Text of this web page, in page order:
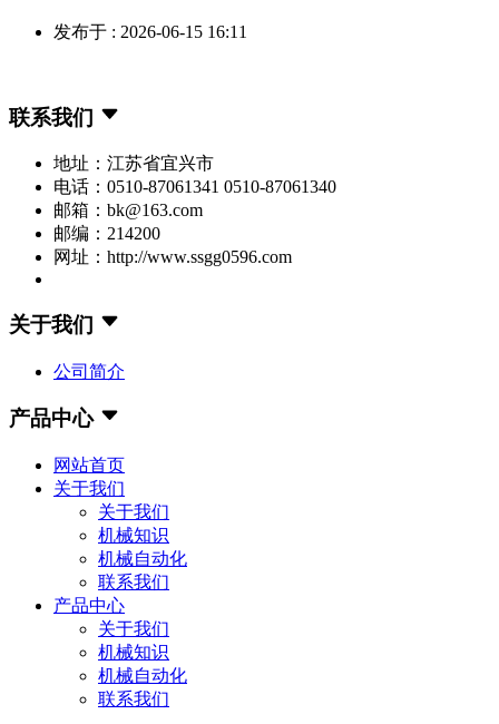
发布于 : 2026-06-15 16:11
联系我们
地址：江苏省宜兴市
电话：0510-87061341 0510-87061340
邮箱：bk@163.com
邮编：214200
网址：http://www.ssgg0596.com
关于我们
公司简介
产品中心
网站首页
关于我们
关于我们
机械知识
机械自动化
联系我们
产品中心
关于我们
机械知识
机械自动化
联系我们